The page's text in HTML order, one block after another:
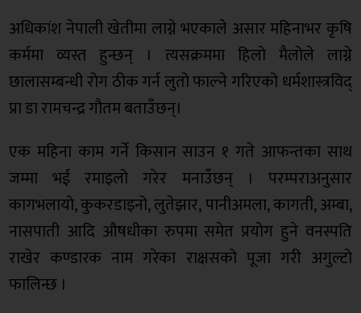
अधिकांश नेपाली खेतीमा लाग्ने भएकाले असार महिनाभर कृषि
कर्ममा व्यस्त हुन्छन् । त्यसक्रममा हिलो मैलोले लाग्ने
छालासम्बन्धी रोग ठीक गर्न लुतो फाल्ने गरिएको धर्मशास्त्रविद्
प्रा डा रामचन्द्र गौतम बताउँछन्।
एक महिना काम गर्ने किसान साउन १ गते आफन्तका साथ
जम्मा भई रमाइलो गरेर मनाउँछन् । परम्पराअनुसार
कागभलायो, कुकरडाइनो, लुतेझार, पानीअमला, कागती, अम्बा,
नासपाती आदि औषधीका रुपमा समेत प्रयोग हुने वनस्पति
राखेर कण्डारक नाम गरेका राक्षसको पूजा गरी अगुल्टो
फालिन्छ ।